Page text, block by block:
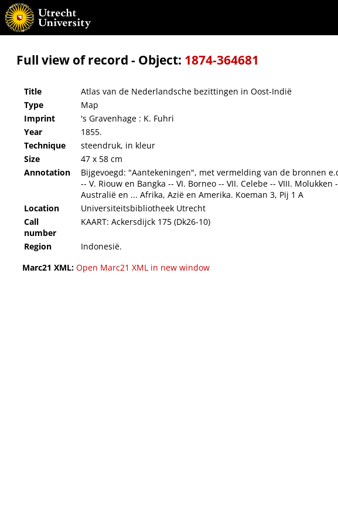
Atlas van de Nederlandsche bezittingen in Oost-Indië
Full view of record - Object: 1874-364681
Title Atlas van de Nederlandsche bezittingen in Oost-Indië
Type
Map
Imprint
's Gravenhage : K. Fuhri
Year
1855.
Technique
steendruk, in kleur
Size
47 x 58 cm
Annotation
Bijgevoegd: "Aantekeningen", met vermelding van de bronnen
-- V. Riouw en Bangka -- VI. Borneo -- VII. Celebe -- VIII.
Australië en ... Afrika, Azië en Amerika. Koeman 3, Pij 1 A
Location Universiteitsbibliotheek Utrecht
Call
number
KAART: Ackersdijck 175 (Dk26-10)
Region Indonesië.
Marc21 XML: Open Marc21 XML in new window